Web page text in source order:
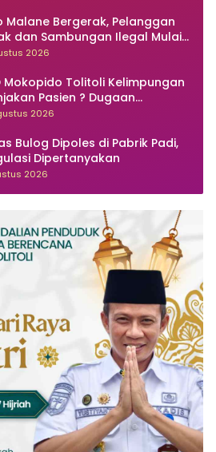
Malane Bergerak, Pelanggan
dan Sambungan Ilegal Mulai
2026
Mokopido Tolitoli Kelimpungan
Pasien ? Dugaan
Kasus Diare dan Muntaber
2026
Bulog Dipoles di Pabrik Padi,
Dipertanyakan
2026